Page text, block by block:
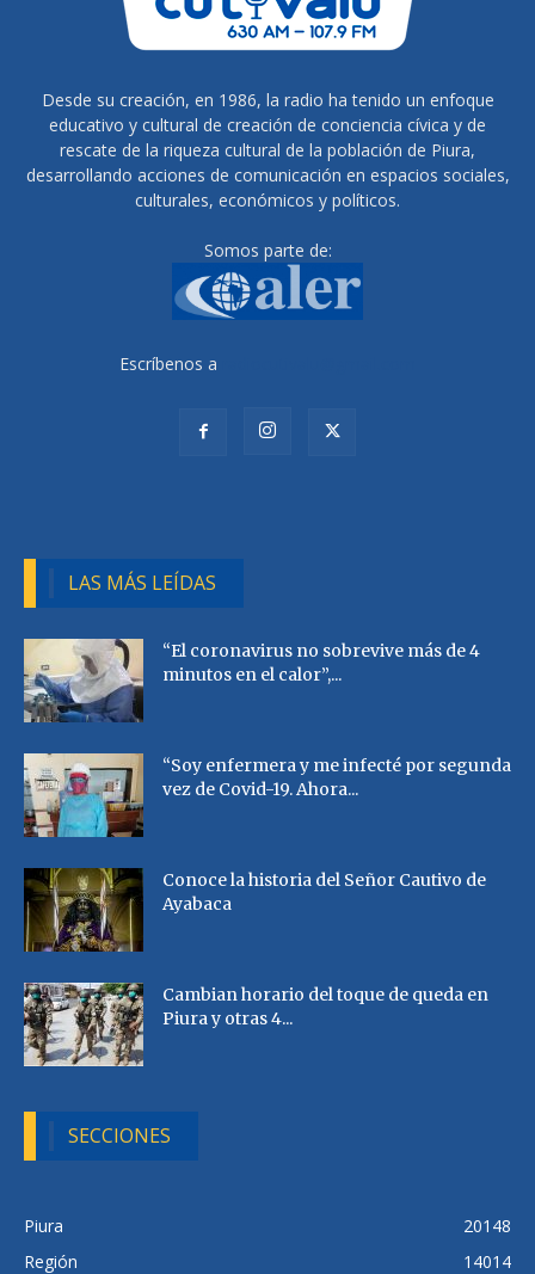
Desde su creación, en 1986, la radio ha tenido un enfoque
educativo y cultural de creación de conciencia cívica y de
rescate de la riqueza cultural de la población de Piura,
desarrollando acciones de comunicación en espacios sociales,
culturales, económicos y políticos.
Somos parte de:
Escríbenos a
LAS MÁS LEÍDAS
“El coronavirus no sobrevive más de 4
minutos en el calor”,...
“Soy enfermera y me infecté por segunda
vez de Covid-19. Ahora...
Conoce la historia del Señor Cautivo de
Ayabaca
Cambian horario del toque de queda en
Piura y otras 4...
SECCIONES
Piura
20148
Región
14014